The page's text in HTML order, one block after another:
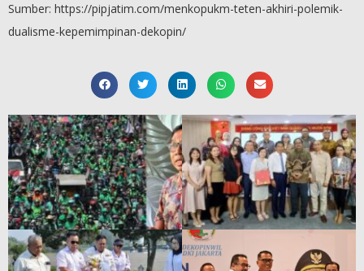
Sumber: https://pipjatim.com/menkopukm-teten-akhiri-polemik-
dualisme-kepemimpinan-dekopin/